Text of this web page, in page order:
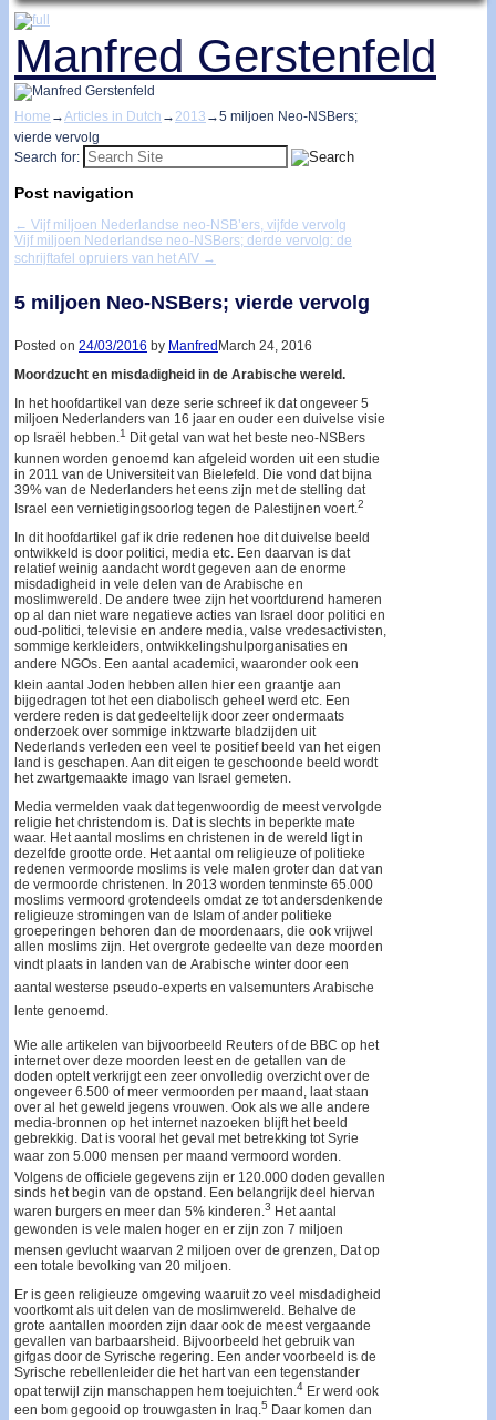
Manfred Gerstenfeld
Home →Articles in Dutch →2013 →5 miljoen Neo-NSBers;
vierde vervolg
Search for:
Post navigation
← Vijf miljoen Nederlandse neo-NSB’ers, vijfde vervolg
Vijf miljoen Nederlandse neo-NSBers; derde vervolg: de
schrijftafel opruiers van het AIV →
5 miljoen Neo-NSBers; vierde vervolg
Posted on 24/03/2016 by Manfred March 24, 2016
Moordzucht en misdadigheid in de Arabische wereld.
In het hoofdartikel van deze serie schreef ik dat ongeveer 5
miljoen Nederlanders van 16 jaar en ouder een duivelse visie
op Israël hebben.1
Dit getal van wat het beste neo-NSBers
kunnen worden genoemd kan afgeleid worden uit een studie
in 2011 van de Universiteit van Bielefeld. Die vond dat bijna
39% van de Nederlanders het eens zijn met de stelling dat
Israel een vernietigingsoorlog tegen de Palestijnen voert.2
In dit hoofdartikel gaf ik drie redenen hoe dit duivelse beeld
ontwikkeld is door politici, media etc. Een daarvan is dat
relatief weinig aandacht wordt gegeven aan de enorme
misdadigheid in vele delen van de Arabische en
moslimwereld. De andere twee zijn het voortdurend hameren
op al dan niet ware negatieve acties van Israel door politici en
oud-politici, televisie en andere media, valse vredesactivisten,
sommige kerkleiders, ontwikkelingshulporganisaties en
andere NGOs. Een aantal academici, waaronder ook een
klein aantal Joden hebben allen hier een graantje aan
bijgedragen tot het een diabolisch geheel werd etc. Een
verdere reden is dat gedeeltelijk door zeer ondermaats
onderzoek over sommige inktzwarte bladzijden uit
Nederlands verleden een veel te positief beeld van het eigen
land is geschapen. Aan dit eigen te geschoonde beeld wordt
het zwartgemaakte imago van Israel gemeten.
Media vermelden vaak dat tegenwoordig de meest vervolgde
religie het christendom is. Dat is slechts in beperkte mate
waar. Het aantal moslims en christenen in de wereld ligt in
dezelfde grootte orde. Het aantal om religieuze of politieke
redenen vermoorde moslims is vele malen groter dan dat van
de vermoorde christenen. In 2013 worden tenminste 65.000
moslims vermoord grotendeels omdat ze tot andersdenkende
religieuze stromingen van de Islam of ander politieke
groeperingen behoren dan de moordenaars, die ook vrijwel
allen moslims zijn. Het overgrote gedeelte van deze moorden
vindt plaats in landen van de Arabische winter door een
aantal westerse pseudo-experts en valsemunters Arabische
lente genoemd.
Wie alle artikelen van bijvoorbeeld Reuters of de BBC op het
internet over deze moorden leest en de getallen van de
doden optelt verkrijgt een zeer onvolledig overzicht over de
ongeveer 6.500 of meer vermoorden per maand, laat staan
over al het geweld jegens vrouwen. Ook als we alle andere
media-bronnen op het internet nazoeken blijft het beeld
gebrekkig. Dat is vooral het geval met betrekking tot Syrie
waar zon 5.000 mensen per maand vermoord worden.
Volgens de officiele gegevens zijn er 120.000 doden gevallen
sinds het begin van de opstand. Een belangrijk deel hiervan
waren burgers en meer dan 5% kinderen.3 Het aantal
gewonden is vele malen hoger en er zijn zon 7 miljoen
mensen gevlucht waarvan 2 miljoen over de grenzen, Dat op
een totale bevolking van 20 miljoen.
Er is geen religieuze omgeving waaruit zo veel misdadigheid
voortkomt als uit delen van de moslimwereld. Behalve de
grote aantallen moorden zijn daar ook de meest vergaande
gevallen van barbaarsheid. Bijvoorbeeld het gebruik van
gifgas door de Syrische regering. Een ander voorbeeld is de
Syrische rebellenleider die het hart van een tegenstander
opat terwijl zijn manschappen hem toejuichten.4 Er werd ook
een bom gegooid op trouwgasten in Iraq.5 Daar komen dan